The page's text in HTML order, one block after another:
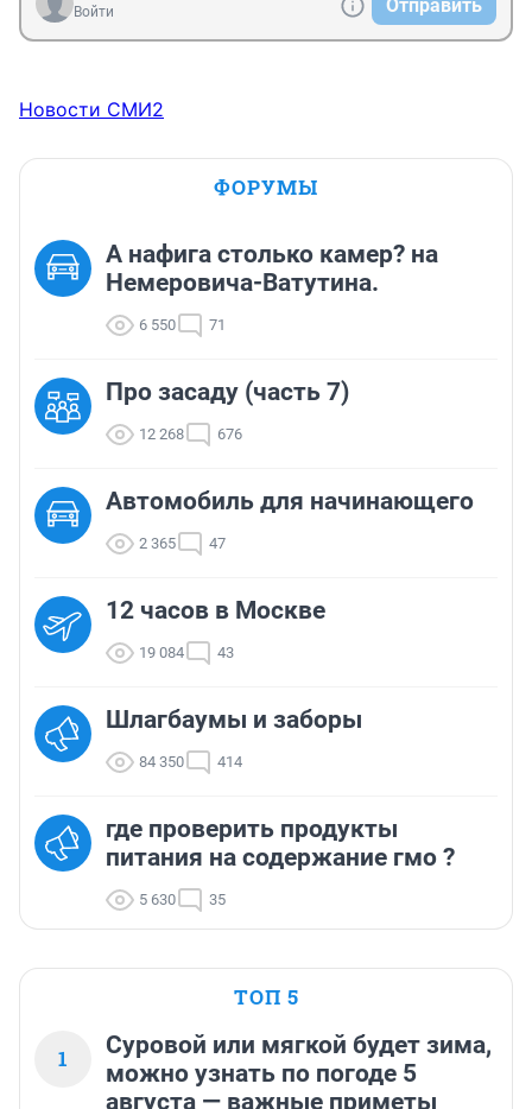
Войти
Отправить
Новости СМИ2
ФОРУМЫ
А нафига столько камер? на
Немеровича-Ватутина.
6 550 71
Про засаду (часть 7)
12 268 676
Автомобиль для начинающего
2 365 47
12 часов в Москве
19 084 43
Шлагбаумы и заборы
84 350 414
где проверить продукты
питания на содержание гмо ?
5 630 35
ТОП 5
1
Суровой или мягкой будет зима,
можно узнать по погоде 5
августа — важные приметы